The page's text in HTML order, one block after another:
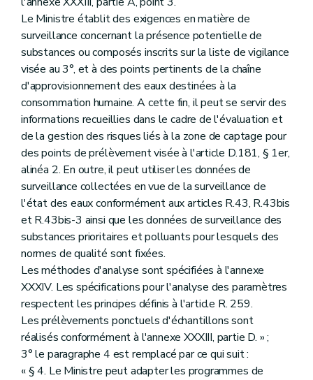
Le Ministre établit des exigences en matière de
surveillance concernant la présence potentielle de
substances ou composés inscrits sur la liste de vigilance
visée au 3°, et à des points pertinents de la chaîne
d'approvisionnement des eaux destinées à la
consommation humaine. A cette fin, il peut se servir des
informations recueillies dans le cadre de l'évaluation et
de la gestion des risques liés à la zone de captage pour
des points de prélèvement visée à l'article D.181, § 1er,
alinéa 2. En outre, il peut utiliser les données de
surveillance collectées en vue de la surveillance de
l'état des eaux conformément aux articles R.43, R.43bis
et R.43bis-3 ainsi que les données de surveillance des
substances prioritaires et polluants pour lesquels des
normes de qualité sont fixées.
Les méthodes d'analyse sont spécifiées à l'annexe
XXXIV. Les spécifications pour l'analyse des paramètres
respectent les principes définis à l'article R. 259.
Les prélèvements ponctuels d'échantillons sont
réalisés conformément à l'annexe XXXIII, partie D. » ;
3° le paragraphe 4 est remplacé par ce qui suit :
« § 4. Le Ministre peut adapter les programmes de